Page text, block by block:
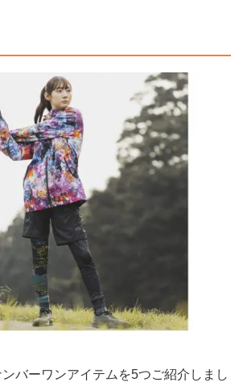
バーワンアイテムを5つご紹介しまし